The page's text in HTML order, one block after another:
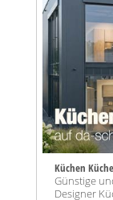
Küchen
Günstige
Designer